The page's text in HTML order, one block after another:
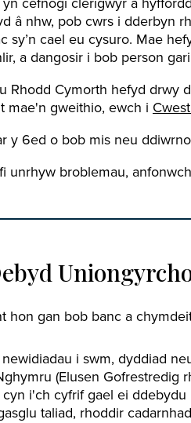
â nhw, pob cwrs i dderbyn
sy’n cael eu cysuro. Mae
a dangosir i bob person
Rhodd Cymorth hefyd drwy
mae'n gweithio, ewch i
y 6ed o bob mis neu
unrhyw broblemau,
hon gan bob banc a
i swm, dyddiad
(Elusen Gofrestredig
i'ch cyfrif gael ei
taliad, rhoddir